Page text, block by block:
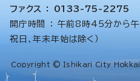
ファクス ： 0133-75-2275
開庁時間 ： 午前8時45分から午
祝日、年末年始は除く）
Copyright © Ishikari City